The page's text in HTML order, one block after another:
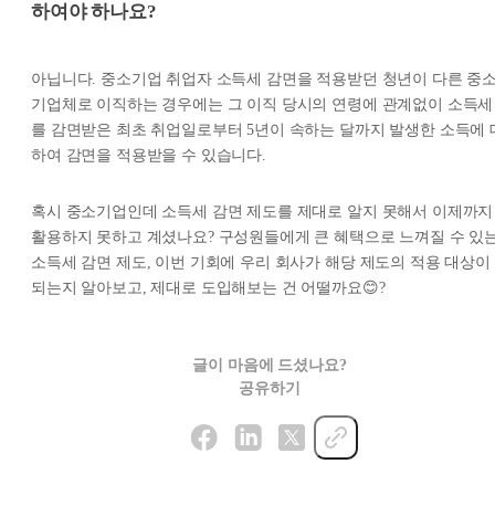
하여야 하나요?
아닙니다. 중소기업 취업자 소득세 감면을 적용받던 청년이 다른 중
기업체로 이직하는 경우에는 그 이직 당시의 연령에 관계없이 소득세
를 감면받은 최초 취업일로부터 5년이 속하는 달까지 발생한 소득에
하여 감면을 적용받을 수 있습니다.
혹시 중소기업인데 소득세 감면 제도를 제대로 알지 못해서 이제까지
활용하지 못하고 계셨나요? 구성원들에게 큰 혜택으로 느껴질 수 있
소득세 감면 제도, 이번 기회에 우리 회사가 해당 제도의 적용 대상이
되는지 알아보고, 제대로 도입해보는 건 어떨까요😊?
글이 마음에 드셨나요?
공유하기